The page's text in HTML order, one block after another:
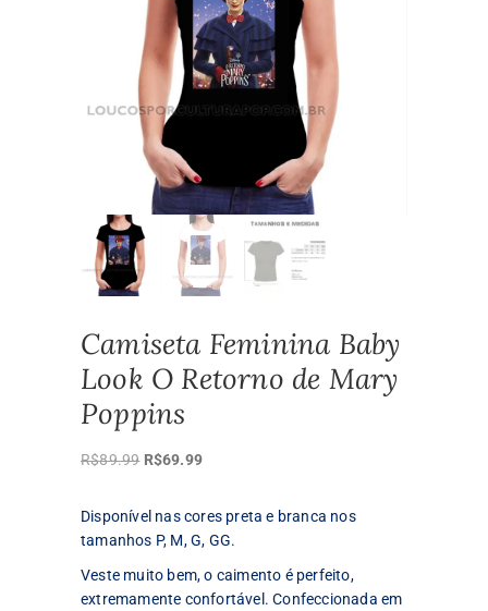
Camiseta Feminina Baby
Look O Retorno de Mary
Poppins
R$89.99 O
original
R$69.99O
Disponível nas cores preta e branca nos
tamanhos P, M, G, GG.
Veste muito bem, o caimento é perfeito,
extremamente confortável. Confeccionada em